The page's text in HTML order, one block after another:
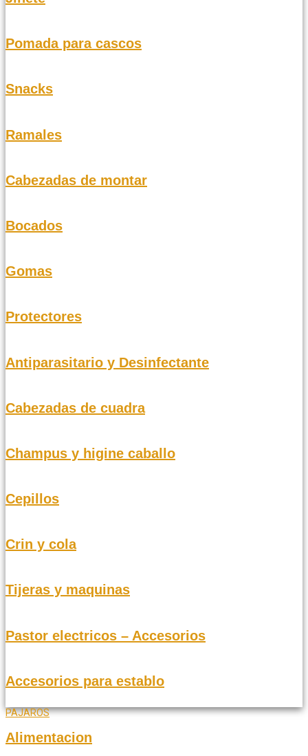
Pomada para cascos
Snacks
Ramales
Cabezadas de montar
Bocados
Gomas
Protectores
Antiparasitario y Desinfectante
Cabezadas de cuadra
Champus y higine caballo
Cepillos
Crin y cola
Tijeras y maquinas
Pastor electricos – Accesorios
Accesorios para establo
PAJAROS
Alimentacion